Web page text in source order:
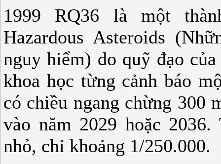
1999 RQ36 là một
Hazardous Asteroids
nguy hiểm) do quỹ đạo
khoa học từng cảnh báo
có chiều ngang chừng 300
vào năm 2029 hoặc
nhỏ, chỉ khoảng 1/250.000.